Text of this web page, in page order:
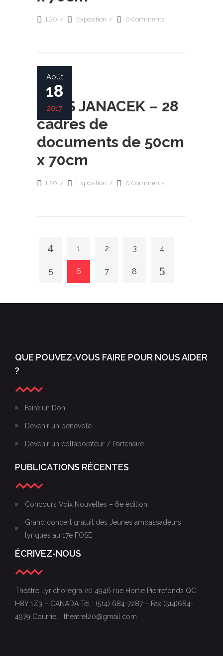
L20 Exposition 0 Comments
Août
18
2017
LEOS JANACEK – 28
cadres de
documents de 50cm
x 70cm
L20 Exposition 0 Comments
1 2 3 4
5 6 7 8
QUE POUVEZ-VOUS FAIRE POUR NOUS AIDER
?
Faire un Don
Devenir un bénévole
Devenir un collaborateur / Partenaire
PUBLICATIONS RÉCENTES
Concours Voix Nouvelles – 6e édition
Grand concert gratuit des Jeunes ambassadeurs
lyriques au 17e FOSE
ÉCRIVEZ-NOUS
Théâtre Lyrichorégra 20 4946 rue Hortie Pierrefonds QC
H8Y 1Z3 – CANADA Tél : (514) 684-7287 – Fax (514)684-
4979 Courriel : theatrel20@gmail.com